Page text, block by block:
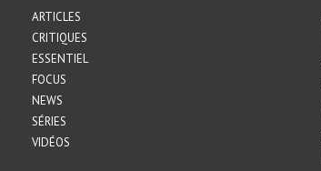
ARTICLES
CRITIQUES
ESSENTIEL
FOCUS
NEWS
SÉRIES
VIDÉOS